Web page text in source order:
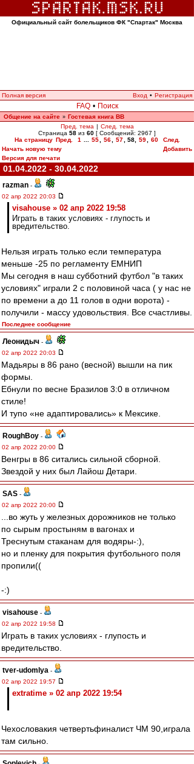
Официальный сайт болельщиков ФК "Спартак" Москва
Полная версия Вход • Регистрация
FAQ • Поиск
Общение на сайте » Гостевая книга ВВ
Пред. тема | След. тема
Страница 58 из 60 [ Сообщений: 2967 ]
На страницу Пред. 1 55 56 57 58, 59 60
След.
Начать новую тему
Добавить
Версия для печати
01.04.2022 - 30.04.2022
razman -
02 апр 2022 20:03
visahouse » 02 апр 2022 19:58
Играть в таких условиях - глупость и
вредительство.
Нельзя играть только если температура
меньше -25 по регламенту ЕМНИП
Мы сегодня в наш субботний футбол "в таких
условиях" играли 2 с половиной часа ( у нас не
по времени а до 11 голов в одни ворота) -
получили - массу удовольствия. Все счастливы.
Последнее сообщение
Леонидыч -
02 апр 2022 20:03
Мадьяры в 86 рано (весной) вышли на пик
формы.
Ебнули по весне Бразилов 3:0 в отличном
стиле!
И тупо «не адаптировались» к Мексике.
RoughBoy -
02 апр 2022 20:00
Венгры в 86 ситались сильной сборной.
Звездой у них был Лайош Детари.
SAS -
02 апр 2022 20:00
...во жуть у железных дорожников не только
по сырым простыням в вагонах и
Треснутым стаканам для водяры-:),
но и пленку для покрытия футбольного поля
пропили((
-:)
visahouse -
02 апр 2022 19:58
Играть в таких условиях - глупость и
вредительство.
tver-udomlya -
02 апр 2022 19:57
extratime » 02 апр 2022 19:54
Чехословакия четвертьфиналист ЧМ 90,играла
там сильно.